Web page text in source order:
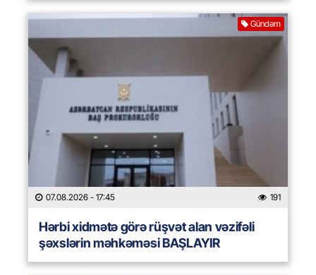
Gündəm
07.08.2026 - 17:45 191
Hərbi xidmətə görə rüşvət alan vəzifəli
şəxslərin məhkəməsi BAŞLAYIR